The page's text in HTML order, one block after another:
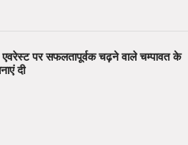
एवरेस्ट पर सफलतापूर्वक चढ़ने वाले चम्पावत के
दी